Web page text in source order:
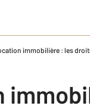
immobilière : les